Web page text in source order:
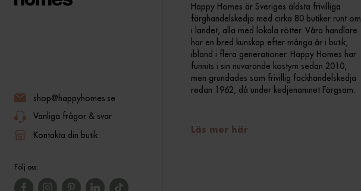
shop@happyhomes.se
Vanliga frågor & svar
Kontakta din butik
Följ oss:
Happy Homes är Sveriges äldsta frivilliga
färghandelskedja med cirka 80 butiker runt om
i landet, alla med lokala rötter. Våra handlare
har en bred kunskap efter många år i butik,
ibland i flera generationer. Happy Homes har
funnits i sin nuvarande kostym sedan 2010,
men grundades som frivillig fackhandelskedja
redan 1962, då under kedjenamnet Färgsam.
Läs mer här